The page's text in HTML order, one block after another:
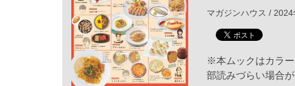
マガジンハウス /
※本ムックはカラ
部読みづらい場合が